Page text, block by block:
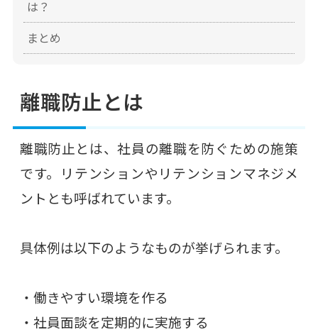
は？
まとめ
離職防止とは
離職防止とは、社員の離職を防ぐための施策
です。リテンションやリテンションマネジメ
ントとも呼ばれています。
具体例は以下のようなものが挙げられます。
・働きやすい環境を作る
・社員面談を定期的に実施する